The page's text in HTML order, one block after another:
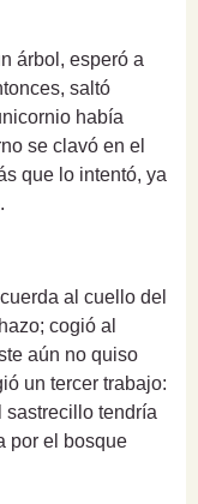
árbol, esperó a
saltó
había
se clavó en el
que lo intentó, ya
al cuello del
cogió al
aún no quiso
un tercer trabajo:
sastrecillo tendría
por el bosque